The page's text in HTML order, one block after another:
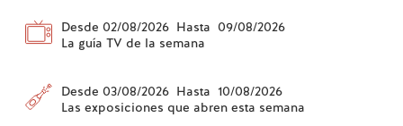
Desde 02/08/2026 Hasta 09/08/2026
La guía TV de la semana
Desde 03/08/2026 Hasta 10/08/2026
Las exposiciones que abren esta semana